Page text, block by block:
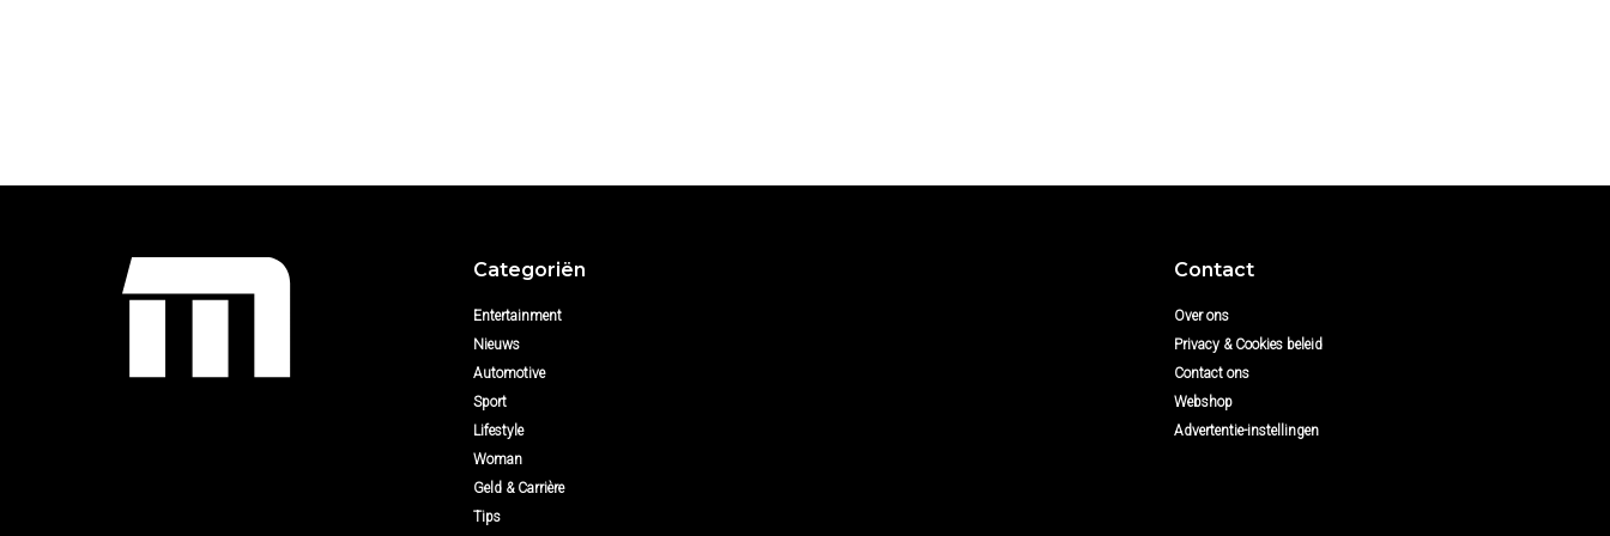
Categoriën
Entertainment
Nieuws
Automotive
Sport
Lifestyle
Woman
Geld & Carrière
Tips
Contact
Over ons
Privacy & Cookies beleid
Contact ons
Webshop
Advertentie-instellingen